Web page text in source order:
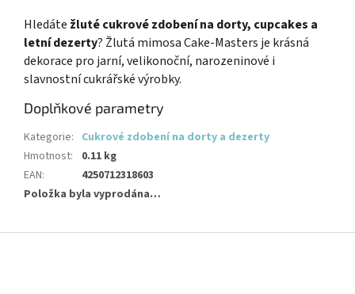
Hledáte žluté cukrové zdobení na dorty, cupcakes a
letní dezerty? Žlutá mimosa Cake-Masters je krásná
dekorace pro jarní, velikonoční, narozeninové i
slavnostní cukrářské výrobky.
Doplňkové parametry
Kategorie: Cukrové zdobení na dorty a dezerty
Hmotnost:
0.11 kg
EAN:
4250712318603
Položka byla vyprodána…